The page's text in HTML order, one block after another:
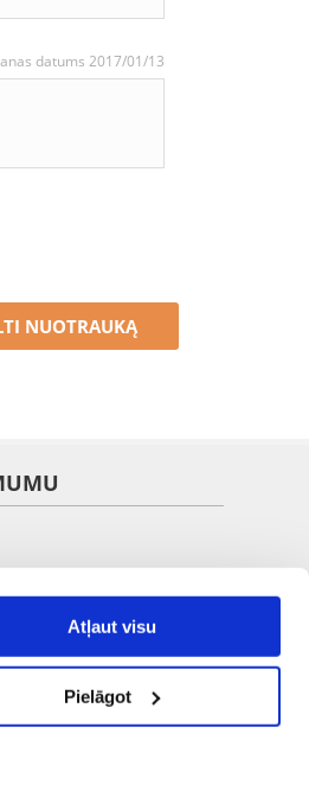
Atļaut visu
Pielāgot
datums 2017/01/13
NUOTRAUKĄ